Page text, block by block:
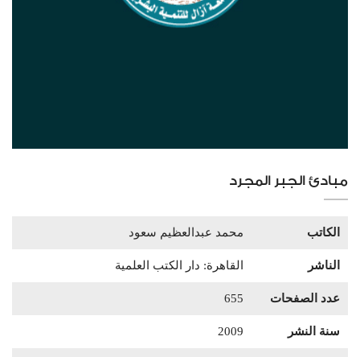
مبادئ الجبر المجرد
الكاتب محمد عبدالعظيم سعود
الناشر القاهرة: دار الكتب العلمية
عدد الصفحات 655
سنة النشر 2009